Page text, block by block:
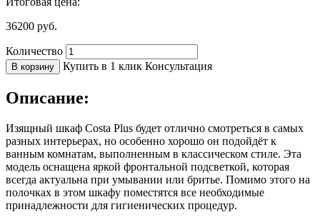
36200 руб.
Количество
В корзину Купить в 1 клик Консультация
Описание:
Изящный шкаф Costa Plus будет отлично смотреться в самых
разных интерьерах, но особенно хорошо он подойдёт к
ванным комнатам, выполненным в классическом стиле. Эта
модель оснащена яркой фронтальной подсветкой, которая
всегда актуальна при умывании или бритье. Помимо этого на
полочках в этом шкафу поместятся все необходимые
принадлежности для гигиенических процедур.